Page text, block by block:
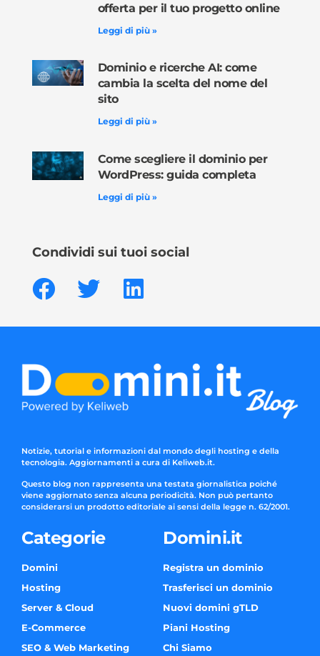
offerta per il tuo progetto online
Leggi di più »
Dominio e ricerche AI: come
cambia la scelta del nome del
sito
Leggi di più »
Come scegliere il dominio per
WordPress: guida completa
Leggi di più »
Condividi sui tuoi social
Notizie, tutorial e informazioni dal mondo degli hosting e della
tecnologia. Aggiornamenti a cura di Keliweb.it.
Questo blog non rappresenta una testata giornalistica poiché
viene aggiornato senza alcuna periodicità. Non può pertanto
considerarsi un prodotto editoriale ai sensi della legge n. 62/2001.
Categorie
Domini
Hosting
Server & Cloud
E-Commerce
SEO & Web Marketing
Domini.it
Registra un dominio
Trasferisci un dominio
Nuovi domini gTLD
Piani Hosting
Chi Siamo